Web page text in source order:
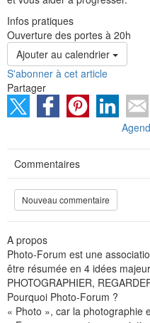
Infos pratiques
Ouverture des portes à 20h
Ajouter au calendrier
S'abonner à cet article
Partager
Commentaires
Nouveau commentaire
A propos
Photo-Forum est une
être résumée en 4 idées
PHOTOGRAPHIER,
Pourquoi Photo-Forum ?
« Photo », car la photographie